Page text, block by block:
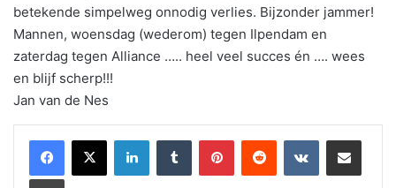
betekende simpelweg onnodig verlies. Bijzonder jammer!
Mannen, woensdag (wederom) tegen Ilpendam en
zaterdag tegen Alliance ….. heel veel succes én …. wees
en blijf scherp!!!
Jan van de Nes
LinkedInTumblr PinterestReddit VKontakteShare via Email
Print